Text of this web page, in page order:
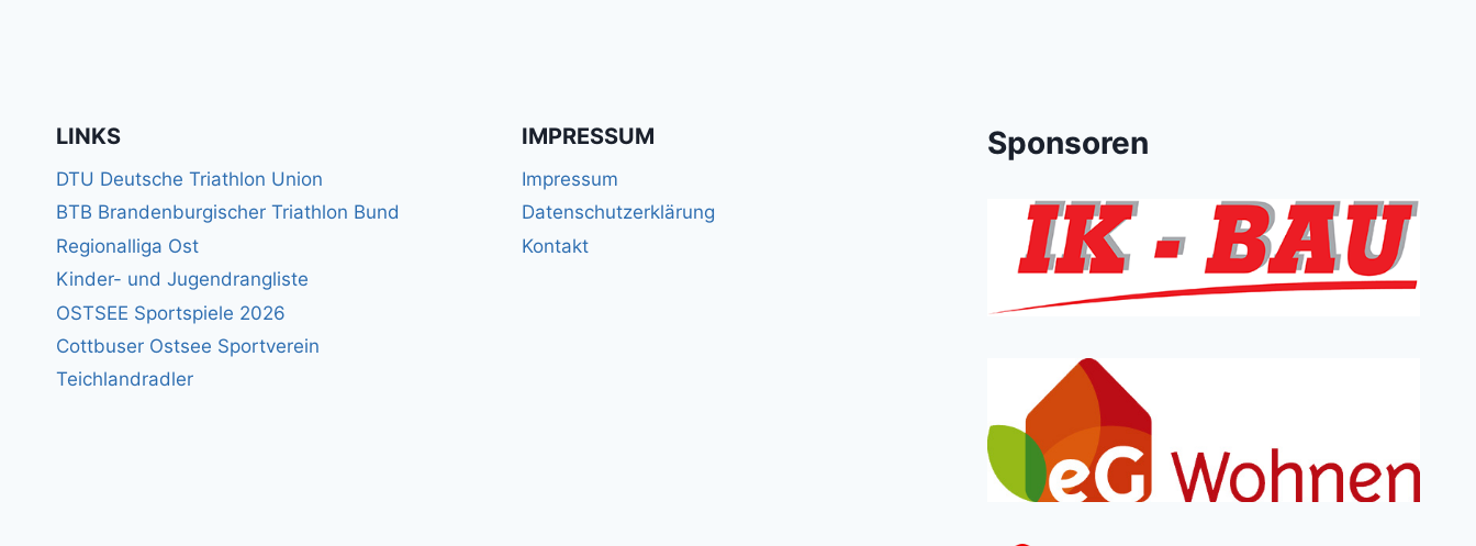
LINKS
DTU Deutsche Triathlon Union
BTB Brandenburgischer Triathlon Bund
Regionalliga Ost
Kinder- und Jugendrangliste
OSTSEE Sportspiele 2026
Cottbuser Ostsee Sportverein
Teichlandradler
IMPRESSUM
Impressum
Datenschutzerklärung
Kontakt
Sponsoren